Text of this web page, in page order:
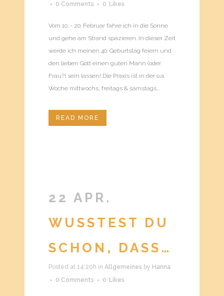
0 Comments
0 Likes
Vom 10. - 20. Februar fahre ich in die Sonne
und gehe am Strand spazieren. In dieser Zeit
werde ich meinen 40. Geburtstag feiern und
den lieben Gott einen guten Mann (oder
Frau?) sein lassen! Die Praxis ist in der o.a.
Woche mittwochs, freitags & samstags...
READ MORE
22 APR.
WUSSTEST DU
SCHON, DASS…
Posted at 14:20h in Allgemeines by Hanna
0 Comments
0 Likes